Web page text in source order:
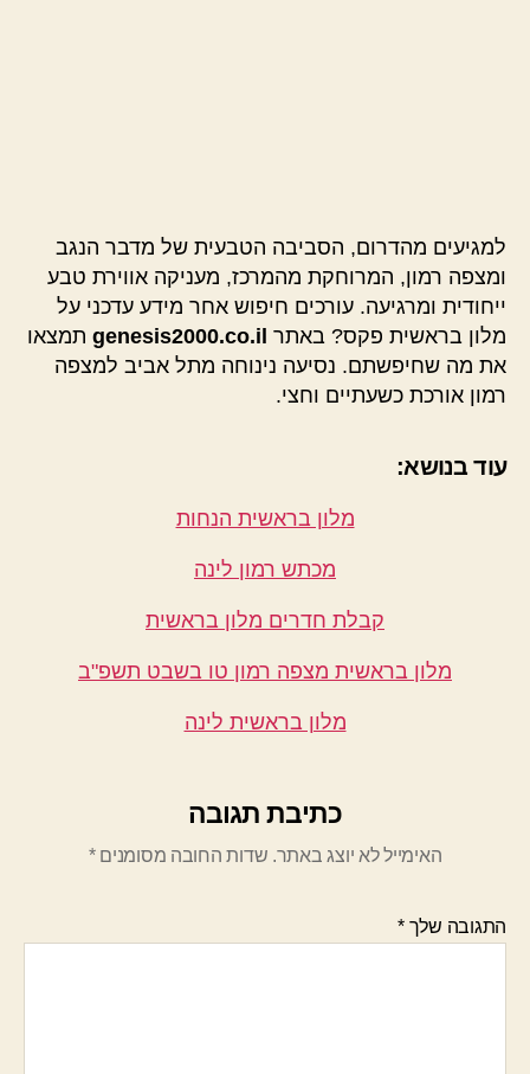
למגיעים מהדרום, הסביבה הטבעית של מדבר הנגב
ומצפה רמון, המרוחקת מהמרכז, מעניקה אווירת טבע
ייחודית ומרגיעה. עורכים חיפוש אחר מידע עדכני על
מלון בראשית פקס? באתר genesis2000.co.il תמצאו
את מה שחיפשתם. נסיעה נינוחה מתל אביב למצפה
רמון אורכת כשעתיים וחצי.
עוד בנושא:
מלון בראשית הנחות
מכתש רמון לינה
קבלת חדרים מלון בראשית
מלון בראשית מצפה רמון טו בשבט תשפ"ב
מלון בראשית לינה
כתיבת תגובה
האימייל לא יוצג באתר. שדות החובה מסומנים*
התגובה שלך*